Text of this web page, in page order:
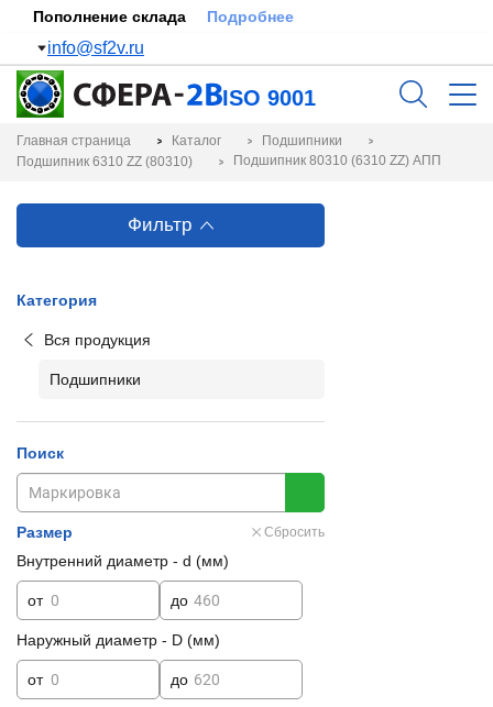
Пополнение склада Подробнее
info@sf2v.ru
ISO 9001
Главная страница Каталог
Подшипники
Подшипник 6310 ZZ (80310)
Подшипник 80310 (6310 ZZ) АПП
Фильтр
Категория
Вся продукция
Подшипники
Поиск
Размер Сбросить
Внутренний диаметр - d (мм)
от до
Наружный диаметр - D (мм)
от до